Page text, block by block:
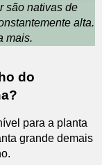
são nativas de
alta.
mais.
do
para a planta
grande demais